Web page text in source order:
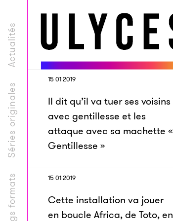
Longs formats
Séries originales
Actualités
15 01 2019
Il dit qu’il va tuer ses voisins
avec gentillesse et les
attaque avec sa machette «
Gentillesse »
15 01 2019
Cette installation va jouer
en boucle Africa, de Toto, en